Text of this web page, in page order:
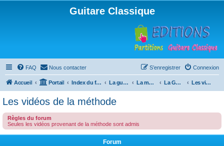
Guitare Classique
FAQ Nous contacter Connexion
S’enregistrer
Accueil Portail Index du forum La guitare : instrument, cours et théorie La méthode à Paulo La Guitare, Paulo da Fontoura Les vidéos de la méthode
Les vidéos de la méthode
Règles du forum
Seules les vidéos provenant de la méthode sont admis
Forum